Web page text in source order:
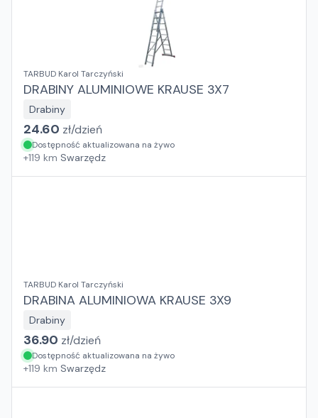
TARBUD Karol Tarczyński
DRABINY ALUMINIOWE KRAUSE 3X7
Drabiny
24.60 zł/dzień
Dostępność aktualizowana na żywo
+119 km Swarzędz
TARBUD Karol Tarczyński
DRABINA ALUMINIOWA KRAUSE 3X9
Drabiny
36.90 zł/dzień
Dostępność aktualizowana na żywo
+119 km Swarzędz